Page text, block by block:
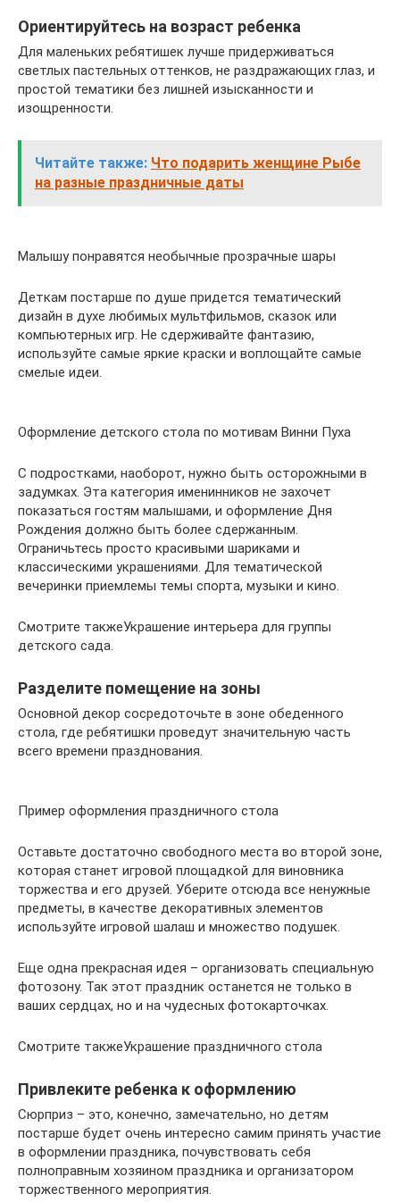
Ориентируйтесь на возраст ребенка
Для маленьких ребятишек лучше придерживаться
светлых пастельных оттенков, не раздражающих глаз, и
простой тематики без лишней изысканности и
изощренности.
Читайте также: Что подарить женщине Рыбе
на разные праздничные даты
Малышу понравятся необычные прозрачные шары
Деткам постарше по душе придется тематический
дизайн в духе любимых мультфильмов, сказок или
компьютерных игр. Не сдерживайте фантазию,
используйте самые яркие краски и воплощайте самые
смелые идеи.
Оформление детского стола по мотивам Винни Пуха
С подростками, наоборот, нужно быть осторожными в
задумках. Эта категория именинников не захочет
показаться гостям малышами, и оформление Дня
Рождения должно быть более сдержанным.
Ограничьтесь просто красивыми шариками и
классическими украшениями. Для тематической
вечеринки приемлемы темы спорта, музыки и кино.
Смотрите такжеУкрашение интерьера для группы
детского сада.
Разделите помещение на зоны
Основной декор сосредоточьте в зоне обеденного
стола, где ребятишки проведут значительную часть
всего времени празднования.
Пример оформления праздничного стола
Оставьте достаточно свободного места во второй зоне,
которая станет игровой площадкой для виновника
торжества и его друзей. Уберите отсюда все ненужные
предметы, в качестве декоративных элементов
используйте игровой шалаш и множество подушек.
Еще одна прекрасная идея – организовать специальную
фотозону. Так этот праздник останется не только в
ваших сердцах, но и на чудесных фотокарточках.
Смотрите такжеУкрашение праздничного стола
Привлеките ребенка к оформлению
Сюрприз – это, конечно, замечательно, но детям
постарше будет очень интересно самим принять участие
в оформлении праздника, почувствовать себя
полноправным хозяином праздника и организатором
торжественного мероприятия.